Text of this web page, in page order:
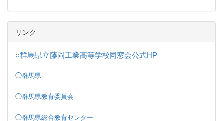
リンク
○群馬県立藤岡工業高等学校同窓会公式HP
◯群馬県
◯群馬県教育委員会
◯群馬県総合教育センター